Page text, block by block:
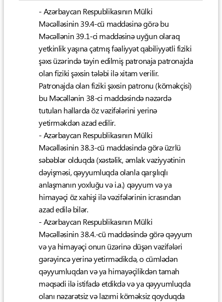
- Azərbaycan Respublikasının Mülki
Məcəlləsinin 39.4-cü maddəsinə görə bu
Məcəllənin 39.1-ci maddəsinə uyğun olaraq
yetkinlik yaşına çatmış fəaliyyət qabiliyyətli fiziki
şəxs üzərində təyin edilmiş patronaja patronajda
olan fiziki şəxsin tələbi ilə xitam verilir.
Patronajda olan fiziki şəxsin patronu (köməkçisi)
bu Məcəllənin 38-ci maddəsində nəzərdə
tutulan hallarda öz vəzifələrini yerinə
yetirməkdən azad edilir.
- Azərbaycan Respublikasının Mülki
Məcəlləsinin 38.3-cü maddəsində görə üzrlü
səbəblər olduqda (xəstəlik, əmlak vəziyyətinin
dəyişməsi, qəyyumluqda olanla qarşılıqlı
anlaşmanın yoxluğu və i.a.) qəyyum və ya
himayəçi öz xahişi ilə vəzifələrinin icrasından
azad edilə bilər.
- Azərbaycan Respublikasının Mülki
Məcəlləsinin 38.4.-cü maddəsində görə qəyyum
və ya himayəçi onun üzərinə düşən vəzifələri
gərəyincə yerinə yetirmədikdə, o cümlədən
qəyyumluqdan və ya himayəçilikdən tamah
məqsədi ilə istifadə etdikdə və ya qəyyumluqda
olanı nəzarətsiz və lazımi köməksiz qoyduqda